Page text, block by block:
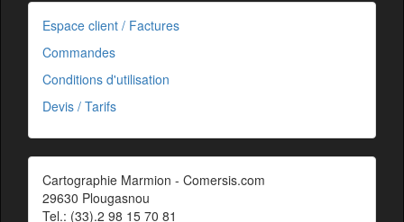
Espace client / Factures
Commandes
Conditions d'utilisation
Devis / Tarifs
Cartographie Marmion - Comersis.com
29630 Plougasnou
Tel.: (33).2 98 15 70 81